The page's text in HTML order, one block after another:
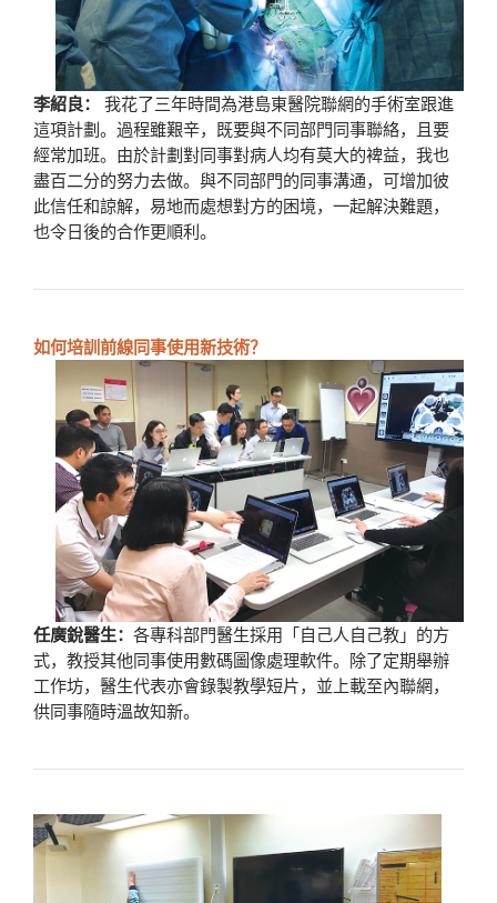
李紹良：
我花了三年時間為港島東醫院聯網的手術室跟進
這項計劃。過程雖艱辛，既要與不同部門同事聯絡，且要
經常加班。由於計劃對同事對病人均有莫大的裨益，我也
盡百二分的努力去做。與不同部門的同事溝通，可增加彼
此信任和諒解，易地而處想對方的困境，一起解決難題，
也令日後的合作更順利。
如何培訓前線同事使用新技術？
任廣銳醫生： 各專科部門醫生採用「自己人自己教」的方
式，教授其他同事使用數碼圖像處理軟件。除了定期舉辦
工作坊，醫生代表亦會錄製教學短片，並上載至內聯網，
供同事隨時溫故知新。